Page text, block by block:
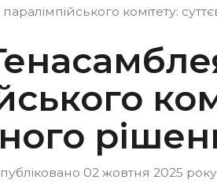
комітету: суттєві чинники
02 жовтня 2025 року